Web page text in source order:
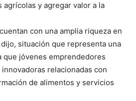
y agregar valor a la
con una amplia riqueza en
situación que representa una
que jóvenes emprendedores
relacionadas con
de alimentos y servicios